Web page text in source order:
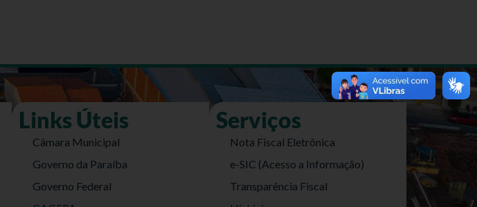
Links Úteis
Câmara Municipal
Governo da Paraíba
Governo Federal
Serviços
Nota Fiscal Eletrônica
e-SIC (Acesso a Informação)
Transparência Fiscal